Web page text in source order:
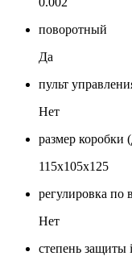
поворотный
Да
пульт
Нет
размер
115х105х125
регулировка по
Нет
степень защиты